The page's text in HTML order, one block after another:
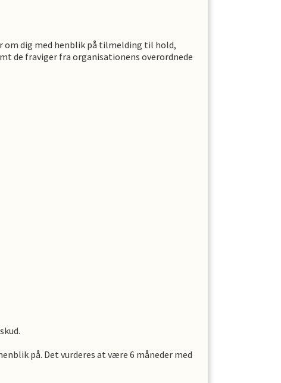
om dig med henblik på tilmelding til hold,
de fraviger fra organisationens overordnede
på. Det vurderes at være 6 måneder med